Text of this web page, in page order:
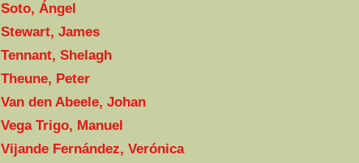
Soto, Ángel
Stewart, James
Tennant, Shelagh
Theune, Peter
Van den Abeele, Johan
Vega Trigo, Manuel
Vijande Fernández, Verónica